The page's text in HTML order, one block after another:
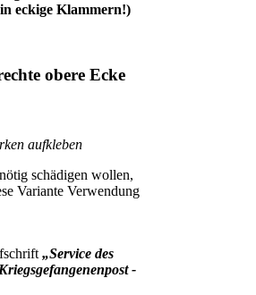
eckige Klammern!)
obere Ecke
aufkleben
schädigen wollen,
Variante Verwendung
„Service des
-